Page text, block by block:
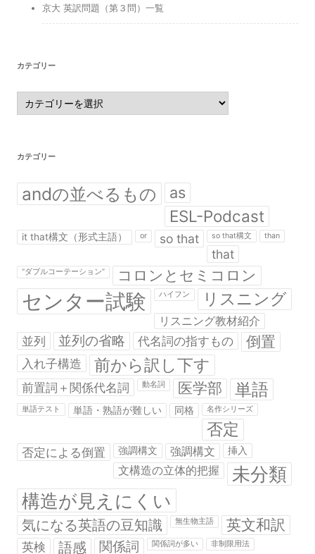
京大 英訳問題（第３問）一覧
カテゴリー
カ
テ
ゴ
カテゴリー
andの並べるもの as
ESL-Podcast
it that構文（形式主語） or so that so that構文 than
that
“ダブルコーテーション” コロンとセミコロン
センター試験 ハイフン リスニング
リスニング教材紹介
並列 並列の省略 代名詞の指すもの 倒置
入れ子構造 前から訳し下す
前置詞＋関係代名詞 動名詞 医学部 単語
単語テスト 単語・熟語が難しい 同格 名作シリーズ
否定
否定による倒置 強調構文 強調構文 挿入
文構造の立体的把握 未分類
構造が見えにくい
気になる英語の豆知識 無生物主語 英文和訳
英検 語感 関係詞 関係詞が多い 非制限用法